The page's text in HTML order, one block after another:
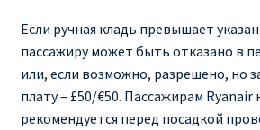
Если ручная кладь превышает
пассажиру может быть отказано в
или, если возможно, разрешено, но
плату – £50/€50. Пассажирам Ryanair
рекомендуется перед посадкой